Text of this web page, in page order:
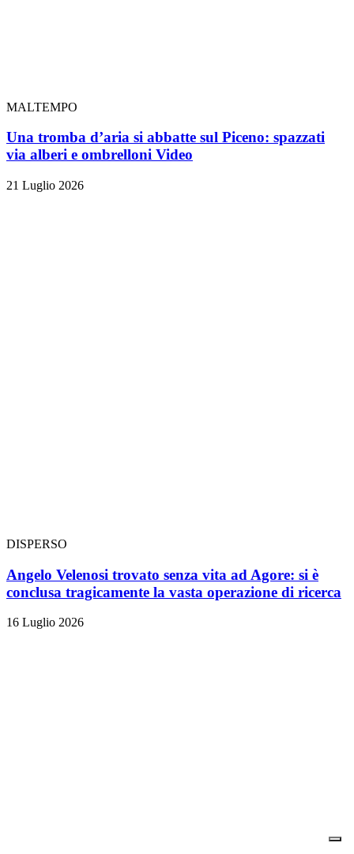
MALTEMPO
Una tromba d’aria si abbatte sul Piceno: spazzati
via alberi e ombrelloni Video
21 Luglio 2026
DISPERSO
Angelo Velenosi trovato senza vita ad Agore: si è
conclusa tragicamente la vasta operazione di ricerca
16 Luglio 2026